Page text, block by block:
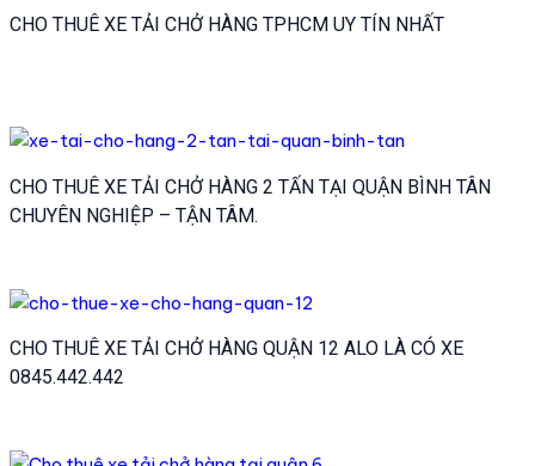
CHO THUÊ XE TẢI CHỞ HÀNG TPHCM UY TÍN NHẤT
CHO THUÊ XE TẢI CHỞ HÀNG 2 TẤN TẠI QUẬN BÌNH TÂN
CHUYÊN NGHIỆP – TẬN TÂM.
CHO THUÊ XE TẢI CHỞ HÀNG QUẬN 12 ALO LÀ CÓ XE
0845.442.442